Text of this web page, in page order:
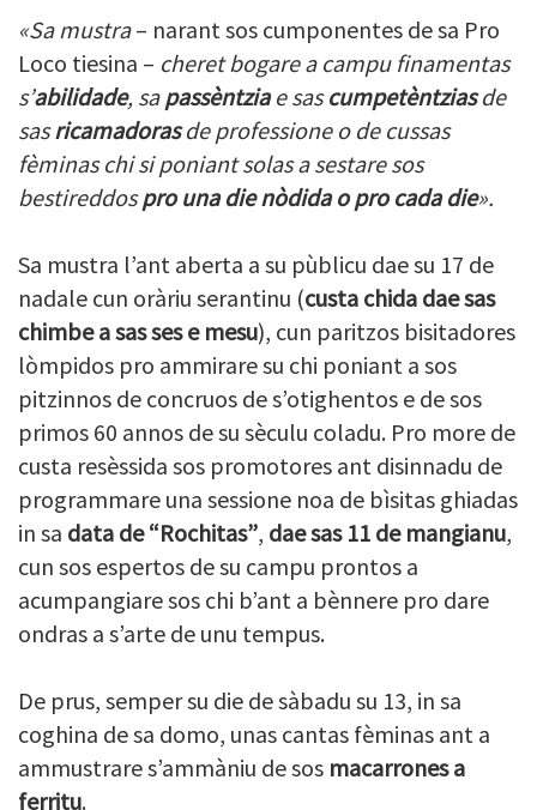
«Sa mustra– narant sos cumponentes de sa Pro
Loco tiesina – cheret bogare a campu finamentas
s’abilidade, sa passèntziae sascumpetèntziasde
sasricamadorasde professione o de cussas
fèminas chi si poniant solas a sestare sos
bestireddospro una die nòdida o pro cada die».
Sa mustra l’ant aberta a su pùblicu dae su 17 de
nadale cun oràriu serantinu (custa chida dae sas
chimbe a sas ses e mesu), cun paritzos bisitadores
lòmpidos pro ammirare su chi poniant a sos
pitzinnos de concruos de s’otighentos e de sos
primos 60 annos de su sèculu coladu. Pro more de
custa resèssida sos promotores ant disinnadu de
programmare una sessione noa de bìsitas ghiadas
in sa data de “Rochitas”, dae sas 11 de mangianu,
cun sos espertos de su campu prontos a
acumpangiare sos chi b’ant a bènnere pro dare
ondras a s’arte de unu tempus.
De prus, semper su die de sàbadu su 13, in sa
coghina de sa domo, unas cantas fèminas ant a
ammustrare s’ammàniu de sos macarrones a
ferritu.